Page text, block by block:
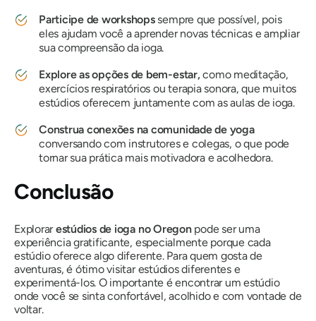
Participe de workshopssempre que possível, pois
eles ajudam você a aprender novas técnicas e ampliar
sua compreensão da ioga.
Explore as opções de bem-estar,como meditação,
exercícios respiratórios ou terapia sonora, que muitos
estúdios oferecem juntamente com as aulas de ioga.
Construa conexões na comunidade de yoga
conversando com instrutores e colegas, o que pode
tornar sua prática mais motivadora e acolhedora.
Conclusão
Explorarestúdios de ioga no Oregon pode ser uma
experiência gratificante, especialmente porque cada
estúdio oferece algo diferente. Para quem gosta de
aventuras, é ótimo visitar estúdios diferentes e
experimentá-los. O importante é encontrar um estúdio
onde você se sinta confortável, acolhido e com vontade de
voltar.